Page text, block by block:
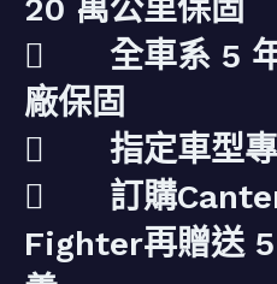
20 萬公里保固
 全車系 5 年
廠保固
 指定車型專
 訂購Canter
Fighter再贈送